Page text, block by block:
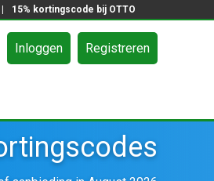
15% kortingscode bij OTTO
Inloggen Registreren